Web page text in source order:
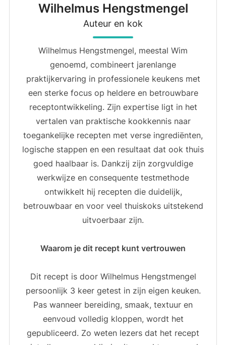
Wilhelmus Hengstmengel
Auteur en kok
Wilhelmus Hengstmengel, meestal Wim
genoemd, combineert jarenlange
praktijkervaring in professionele keukens met
een sterke focus op heldere en betrouwbare
receptontwikkeling. Zijn expertise ligt in het
vertalen van praktische kookkennis naar
toegankelijke recepten met verse ingrediënten,
logische stappen en een resultaat dat ook thuis
goed haalbaar is. Dankzij zijn zorgvuldige
werkwijze en consequente testmethode
ontwikkelt hij recepten die duidelijk,
betrouwbaar en voor veel thuiskoks uitstekend
uitvoerbaar zijn.
Waarom je dit recept kunt vertrouwen
Dit recept is door Wilhelmus Hengstmengel
persoonlijk 3 keer getest in zijn eigen keuken.
Pas wanneer bereiding, smaak, textuur en
eenvoud volledig kloppen, wordt het
gepubliceerd. Zo weten lezers dat het recept